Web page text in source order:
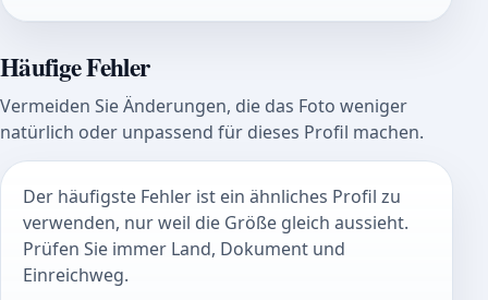
Häufige Fehler
Vermeiden Sie Änderungen, die das Foto weniger
natürlich oder unpassend für dieses Profil machen.
Der häufigste Fehler ist ein ähnliches Profil zu
verwenden, nur weil die Größe gleich aussieht.
Prüfen Sie immer Land, Dokument und
Einreichweg.